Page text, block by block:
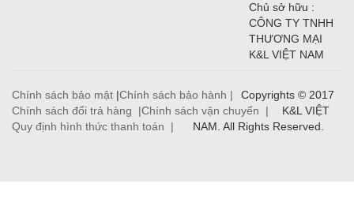
Chủ sở hữu :
CÔNG TY TNHH
THƯƠNG MẠI
K&L VIỆT NAM
Chính sách bảo mật |Chính sách bảo hành |
Chính sách đổi trả hàng |Chính sách vận chuyển |
Quy định hình thức thanh toán |
Copyrights © 2017
K&L VIỆT
NAM. All Rights Reserved.